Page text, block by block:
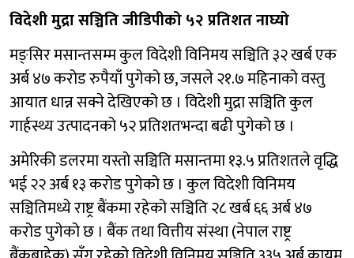
विदेशी मुद्रा सञ्चिति जीडिपीको ५२ प्रतिशत नाघ्यो
मङ्सिर मसान्तसम्म कुल विदेशी विनिमय सञ्चिति ३२ खर्ब एक
अर्ब ४७ करोड रुपैयाँ पुगेको छ, जसले २१.७ महिनाको वस्तु
आयात धान्न सक्ने देखिएको छ । विदेशी मुद्रा सञ्चिति कुल
गार्हस्थ्य उत्पादनको ५२ प्रतिशतभन्दा बढी पुगेको छ ।
अमेरिकी डलरमा यस्तो सञ्चिति मसान्तमा १३.५ प्रतिशतले वृद्धि
भई २२ अर्ब १३ करोड पुगेको छ । कुल विदेशी विनिमय
सञ्चितिमध्ये राष्ट्र बैंकमा रहेको सञ्चिति २८ खर्ब ६६ अर्ब ४७
करोड पुगेको छ । बैंक तथा वित्तीय संस्था (नेपाल राष्ट्र